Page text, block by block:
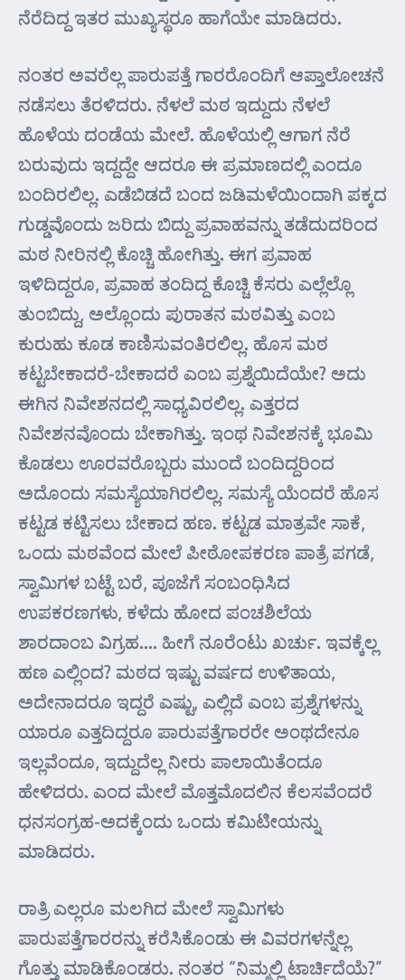
ನೆರೆದಿದ್ದ ಇತರ ಮುಖ್ಯಸ್ಥರೂ ಹಾಗೆಯೇ ಮಾಡಿದರು.
ನಂತರ ಅವರೆಲ್ಲ ಪಾರುಪತ್ತೆ ಗಾರರೊಂದಿಗೆ ಆಪ್ತಾಲೋಚನೆ
ನಡೆಸಲು ತೆರಳಿದರು. ನೆಳಲೆ ಮಠ ಇದ್ದುದು ನೆಳಲೆ
ಹೊಳೆಯ ದಂಡೆಯ ಮೇಲೆ. ಹೊಳೆಯಲ್ಲಿ ಆಗಾಗ ನೆರೆ
ಬರುವುದು ಇದ್ದದ್ದೇ ಆದರೂ ಈ ಪ್ರಮಾಣದಲ್ಲಿ ಎಂದೂ
ಬಂದಿರಲಿಲ್ಲ. ಎಡೆಬಿಡದೆ ಬಂದ ಜಡಿಮಳೆಯಿಂದಾಗಿ ಪಕ್ಕದ
ಗುಡ್ಡವೊಂದು ಜರಿದು ಬಿದ್ದು ಪ್ರವಾಹವನ್ನು ತಡೆದುದರಿಂದ
ಮಠ ನೀರಿನಲ್ಲಿ ಕೊಚ್ಚಿ ಹೋಗಿತ್ತು. ಈಗ ಪ್ರವಾಹ
ಇಳಿದಿದ್ದರೂ, ಪ್ರವಾಹ ತಂದಿದ್ದ ಕೊಚ್ಚಿ ಕೆಸರು ಎಲ್ಲೆಲ್ಲೊ
ತುಂಬಿದ್ದು, ಅಲ್ಲೊಂದು ಪುರಾತನ ಮಠವಿತ್ತು ಎಂಬ
ಕುರುಹು ಕೂಡ ಕಾಣಿಸುವಂತಿರಲಿಲ್ಲ. ಹೊಸ ಮಠ
ಕಟ್ಟಬೇಕಾದರೆ-ಬೇಕಾದರೆ ಎಂಬ ಪ್ರಶ್ನೆಯಿದೆಯೇ? ಅದು
ಈಗಿನ ನಿವೇಶನದಲ್ಲಿ ಸಾಧ್ಯವಿರಲಿಲ್ಲ. ಎತ್ತರದ
ನಿವೇಶನವೊಂದು ಬೇಕಾಗಿತ್ತು. ಇಂಥ ನಿವೇಶನಕ್ಕೆ ಭೂಮಿ
ಕೊಡಲು ಊರವರೊಬ್ಬರು ಮುಂದೆ ಬಂದಿದ್ದರಿಂದ
ಅದೊಂದು ಸಮಸ್ಯೆಯಾಗಿರಲಿಲ್ಲ. ಸಮಸ್ಯೆ ಯೆಂದರೆ ಹೊಸ
ಕಟ್ಟಡ ಕಟ್ಟಿಸಲು ಬೇಕಾದ ಹಣ. ಕಟ್ಟಡ ಮಾತ್ರವೇ ಸಾಕೆ,
ಒಂದು ಮಠವೆಂದ ಮೇಲೆ ಪೀಠೋಪಕರಣ ಪಾತ್ರೆ ಪಗಡೆ,
ಸ್ವಾಮಿಗಳ ಬಟ್ಟೆ ಬರೆ, ಪೂಜೆಗೆ ಸಂಬಂಧಿಸಿದ
ಉಪಕರಣಗಳು, ಕಳೆದು ಹೋದ ಪಂಚಶಿಲೆಯ
ಶಾರದಾಂಬ ವಿಗ್ರಹ…. ಹೀಗೆ ನೂರೆಂಟು ಖರ್ಚು. ಇವಕ್ಕೆಲ್ಲ
ಹಣ ಎಲ್ಲಿಂದ? ಮಠದ ಇಷ್ಟು ವರ್ಷದ ಉಳಿತಾಯ,
ಅದೇನಾದರೂ ಇದ್ದರೆ ಎಷ್ಟು, ಎಲ್ಲಿದೆ ಎಂಬ ಪ್ರಶ್ನೆಗಳನ್ನು
ಯಾರೂ ಎತ್ತದಿದ್ದರೂ ಪಾರುಪತ್ತೆಗಾರರೇ ಅಂಥದೇನೂ
ಇಲ್ಲವೆಂದೂ, ಇದ್ದುದೆಲ್ಲ ನೀರು ಪಾಲಾಯಿತೆಂದೂ
ಹೇಳಿದರು. ಎಂದ ಮೇಲೆ ಮೊತ್ತಮೊದಲಿನ ಕೆಲಸವೆಂದರೆ
ಧನಸಂಗ್ರಹ-ಅದಕ್ಕೆಂದು ಒಂದು ಕಮಿಟೀಯನ್ನು
ಮಾಡಿದರು.
ರಾತ್ರಿ ಎಲ್ಲರೂ ಮಲಗಿದ ಮೇಲೆ ಸ್ವಾಮಿಗಳು
ಪಾರುಪತ್ತೆಗಾರರನ್ನು ಕರೆಸಿಕೊಂಡು ಈ ವಿವರಗಳನ್ನೆಲ್ಲ
ಗೊತ್ತು ಮಾಡಿಕೊಂಡರು. ನಂತರ “ನಿಮ್ಮಲ್ಲಿ ಟಾರ್ಚಿದೆಯೆ?”